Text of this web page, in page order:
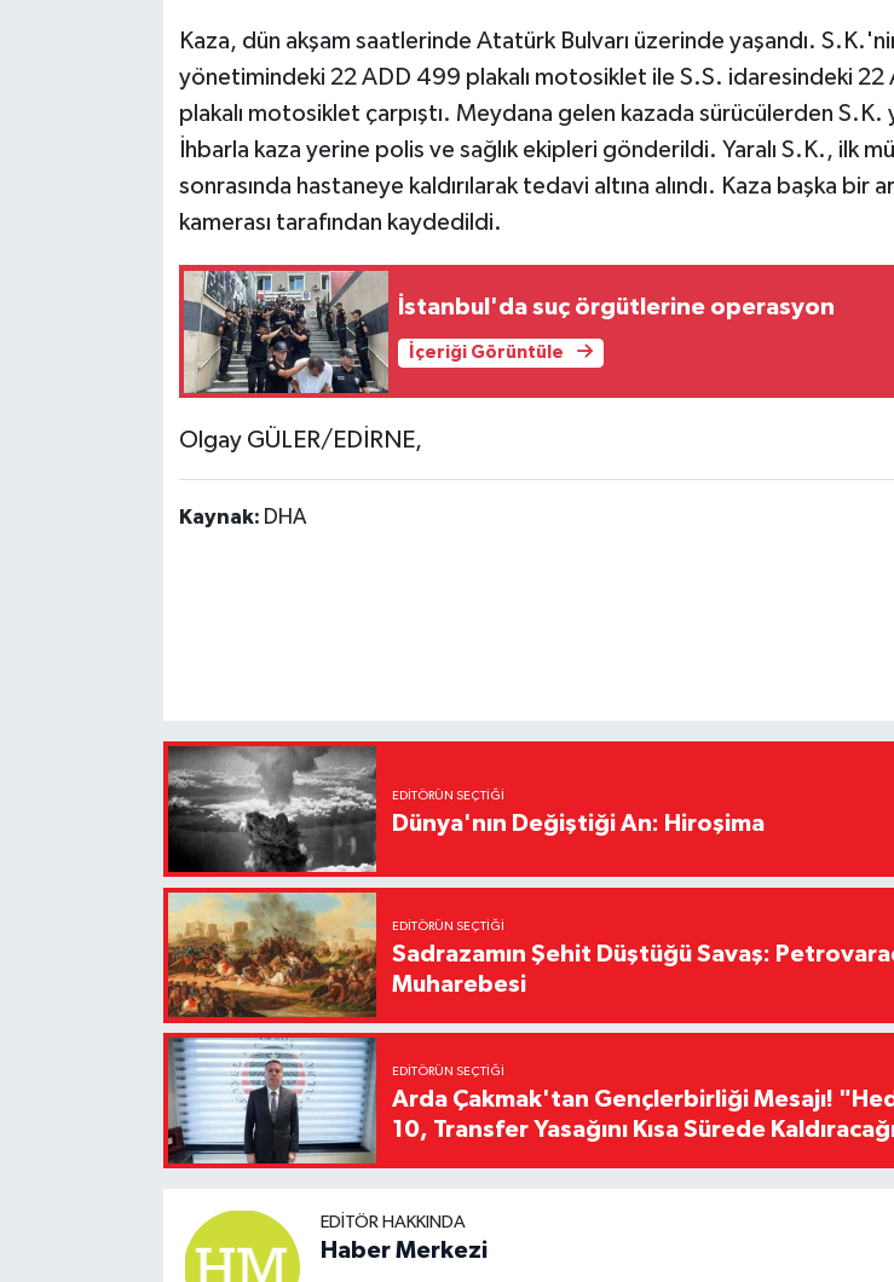
Kaza, dün akşam saatlerinde Atatürk Bulvarı üzerinde yaşandı.
yönetimindeki 22 ADD 499 plakalı motosiklet ile S.S. idaresindeki 22
plakalı motosiklet çarpıştı. Meydana gelen kazada sürücülerden S.K.
İhbarla kaza yerine polis ve sağlık ekipleri gönderildi. Yaralı S.K., ilk
sonrasında hastaneye kaldırılarak tedavi altına alındı. Kaza başka bir
kamerası tarafından kaydedildi.
İstanbul'da suç örgütlerine operasyon
İçeriği Görüntüle
Olgay GÜLER/EDİRNE,
Kaynak: DHA
EDITÖRÜN SEÇTIĞI
Dünya'nın Değiştiği An: Hiroşima
EDITÖRÜN SEÇTIĞI
Sadrazamın Şehit Düştüğü Savaş:
Muharebesi
EDITÖRÜN SEÇTIĞI
Arda Çakmak'tan Gençlerbirliği Mesajı!
10, Transfer Yasağını Kısa Sürede
EDITÖR HAKKINDA
Haber Merkezi